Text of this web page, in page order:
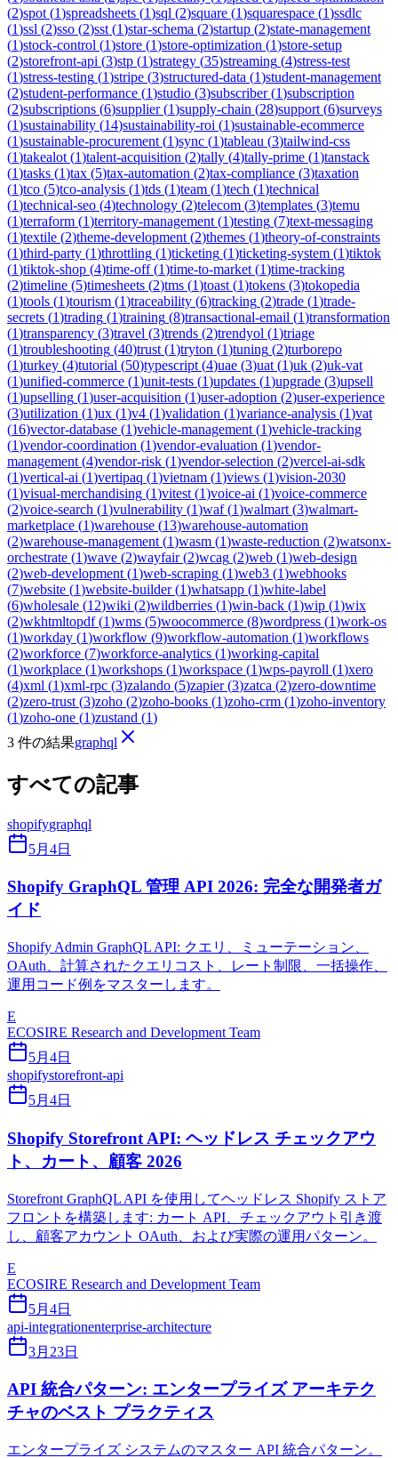
(2)spot (1)spreadsheets (1)sql (2)square (1)squarespace (1)ssdlc
(1)ssl (2)sso (2)sst (1)star-schema (2)startup (2)state-management
(1)stock-control (1)store (1)store-optimization (1)store-setup
(2)storefront-api (3)stp (1)strategy (35)streaming (4)stress-test
(1)stress-testing (1)stripe (3)structured-data (1)student-management
(2)student-performance (1)studio (3)subscriber(1)subscription
(2)subscriptions (6)supplier(1)supply-chain (28)support (6)surveys
(1)sustainability (14)sustainability-roi (1)sustainable-ecommerce
(1)sustainable-procurement (1)sync (1)tableau (3)tailwind-css
(1)takealot (1)talent-acquisition (2)tally (4)tally-prime (1)tanstack
(1)tasks (1)tax (5)tax-automation (2)tax-compliance (3)taxation
(1)tco (5)tco-analysis (1)tds (1)team (1)tech (1)technical
(1)technical-seo (4)technology (2)telecom (3)templates (3)temu
(1)terraform (1)territory-management (1)testing (7)text-messaging
(1)textile (2)theme-development (2)themes (1)theory-of-constraints
(1)third-party (1)throttling (1)ticketing (1)ticketing-system (1)tiktok
(1)tiktok-shop (4)time-off(1)time-to-market (1)time-tracking
(2)timeline (5)timesheets (2)tms (1)toast (1)tokens (3)tokopedia
(1)tools (1)tourism (1)traceability (6)tracking (2)trade (1)trade-
secrets (1)trading (1)training (8)transactional-email (1)transformation
(1)transparency (3)travel (3)trends (2)trendyol (1)triage
(1)troubleshooting (40)trust (1)tryton (1)tuning (2)turborepo
(1)turkey (4)tutorial (50)typescript (4)uae (3)uat (1)uk (2)uk-vat
(1)unified-commerce (1)unit-tests (1)updates (1)upgrade (3)upsell
(1)upselling (1)user-acquisition (1)user-adoption (2)user-experience
(3)utilization (1)ux (1)v4 (1)validation (1)variance-analysis (1)vat
(16)vector-database (1)vehicle-management (1)vehicle-tracking
(1)vendor-coordination (1)vendor-evaluation (1)vendor-
management (4)vendor-risk (1)vendor-selection (2)vercel-ai-sdk
(1)vertical-ai (1)vertipaq (1)vietnam (1)views (1)vision-2030
(1)visual-merchandising (1)vitest (1)voice-ai (1)voice-commerce
(2)voice-search (1)vulnerability (1)waf(1)walmart (3)walmart-
marketplace (1)warehouse (13)warehouse-automation
(2)warehouse-management (1)wasm (1)waste-reduction (2)watsonx-
orchestrate (1)wave (2)wayfair(2)wcag (2)web (1)web-design
(2)web-development (1)web-scraping (1)web3 (1)webhooks
(7)website (1)website-builder(1)whatsapp (1)white-label
(6)wholesale (12)wiki (2)wildberries (1)win-back (1)wip (1)wix
(2)wkhtmltopdf(1)wms (5)woocommerce (8)wordpress (1)work-os
(1)workday (1)workflow (9)workflow-automation (1)workflows
(2)workforce (7)workforce-analytics (1)working-capital
(1)workplace (1)workshops (1)workspace (1)wps-payroll (1)xero
(4)xml (1)xml-rpc (3)zalando (5)zapier(3)zatca (2)zero-downtime
(2)zero-trust (3)zoho (2)zoho-books (1)zoho-crm (1)zoho-inventory
(1)zoho-one (1)zustand (1)
3 件の結果graphql
すべての記事
shopifygraphql
5月4日
Shopify GraphQL 管理 API 2026: 完全な開発者ガ
イド
Shopify Admin GraphQL API: クエリ、ミューテーション、
OAuth、計算されたクエリコスト、レート制限、一括操作、
運用コード例をマスターします。
E
ECOSIRE Research and Development Team
5月4日
shopifystorefront-api
5月4日
Shopify Storefront API: ヘッドレス チェックアウ
ト、カート、顧客 2026
Storefront GraphQL API を使用してヘッドレス Shopify ストア
フロントを構築します: カート API、チェックアウト引き渡
し、顧客アカウント OAuth、および実際の運用パターン。
E
ECOSIRE Research and Development Team
5月4日
api-integrationenterprise-architecture
3月23日
API 統合パターン: エンタープライズ アーキテク
チャのベスト プラクティス
エンタープライズ システムのマスター API 統合パターン。